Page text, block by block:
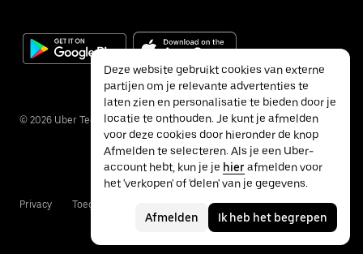
© 2026 Uber Technologies Inc.
Privacy Toegankelijkheid Voorwaarden
Deze website gebruikt cookies van externe
partijen om je relevante advertenties te
laten zien en personalisatie te bieden door je
locatie te onthouden. Je kunt je afmelden
voor deze cookies door hieronder de knop
Afmelden te selecteren. Als je een Uber-
account hebt, kun je je hierafmelden voor
het 'verkopen' of 'delen' van je gegevens.
Afmelden Ik heb het begrepen